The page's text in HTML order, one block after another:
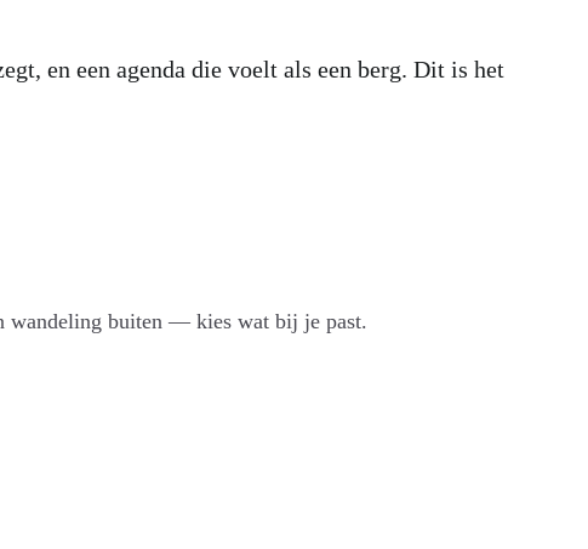
en een agenda die voelt als een berg. Dit is het
wandeling buiten — kies wat bij je past.